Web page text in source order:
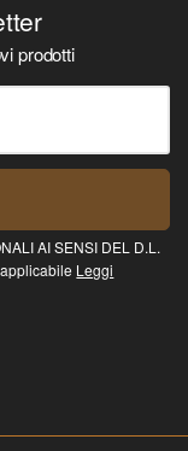
prodotti
AI SENSI DEL D.L.
Leggi